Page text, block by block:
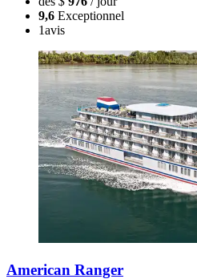
9,6 Exceptionnel
1avis
American Ranger